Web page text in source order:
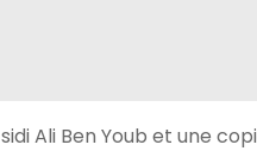
Ali Ben Youb et une